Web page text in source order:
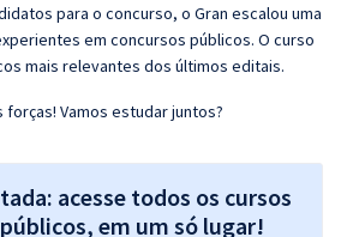
para o concurso, o Gran escalou uma
em concursos públicos. O curso
mais relevantes dos últimos editais.
forças! Vamos estudar juntos?
acesse todos os cursos
em um só lugar!